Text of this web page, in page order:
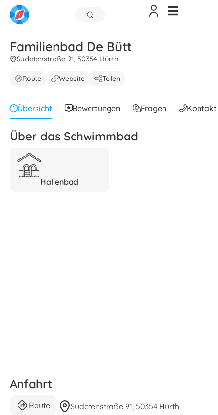
Familienbad De Bütt
Sudetenstraße 91, 50354 Hürth
Route Website Teilen
Übersicht Bewertungen Fragen Kontakt
Über das Schwimmbad
Hallenbad
Anfahrt
Route Sudetenstraße 91, 50354 Hürth